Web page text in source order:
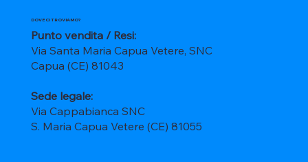
DOVE CI TROVIAMO?
Punto vendita / Resi:
Via Santa Maria Capua Vetere, SNC
Capua (CE) 81043
Sede legale:
Via Cappabianca SNC
S. Maria Capua Vetere (CE) 81055